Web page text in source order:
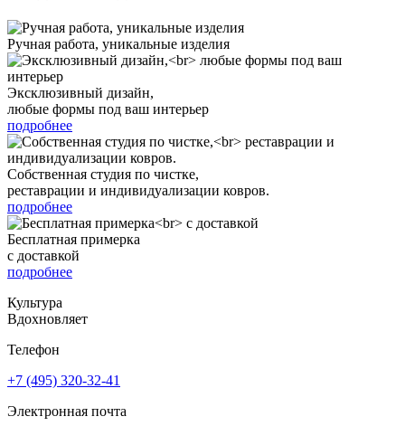
Ручная работа, уникальные изделия
Эксклюзивный дизайн,
любые формы под ваш интерьер
подробнее
Собственная студия по чистке,
реставрации и индивидуализации ковров.
подробнее
Бесплатная примерка
с доставкой
подробнее
Культура
Вдохновляет
Телефон
+7 (495) 320-32-41
Электронная почта